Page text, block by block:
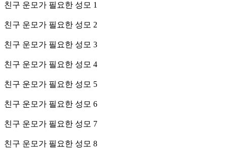
친구 운모가 필요한 성모 1
친구 운모가 필요한 성모 2
친구 운모가 필요한 성모 3
친구 운모가 필요한 성모 4
친구 운모가 필요한 성모 5
친구 운모가 필요한 성모 6
친구 운모가 필요한 성모 7
친구 운모가 필요한 성모 8